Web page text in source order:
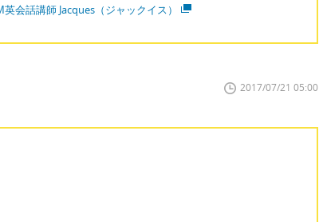
英会話講師 Jacques（ジャックイス）
2017/07/21 05:00